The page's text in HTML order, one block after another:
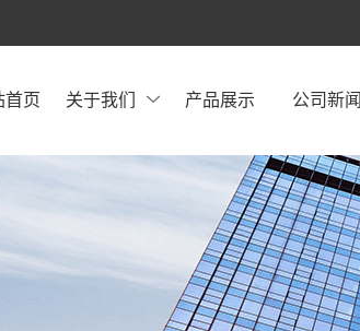
首页 关于我们 产品展示 公司新闻